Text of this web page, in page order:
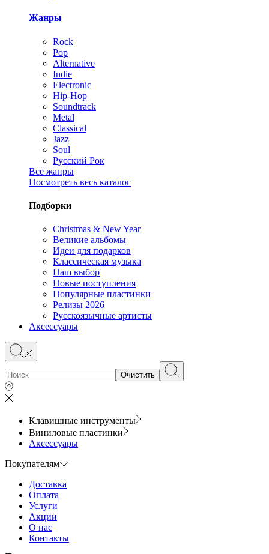
Жанры
Rock
Pop
Alternative
Indie
Electronic
Hip-Hop
Soundtrack
Metal
Classical
Jazz
Soul
Русский Рок
Все жанры
Посмотреть весь каталог
Подборки
Christmas & New Year
Великие альбомы
Идеи для подарков
Классическая музыка
Наш выбор
Новые поступления
Популярные пластинки
Релизы 2026
Русскоязычные артисты
Аксессуары
Очистить
Клавишные инструменты
Виниловые пластинки
Аксессуары
Покупателям
Доставка
Оплата
Услуги
Акции
О нас
Контакты